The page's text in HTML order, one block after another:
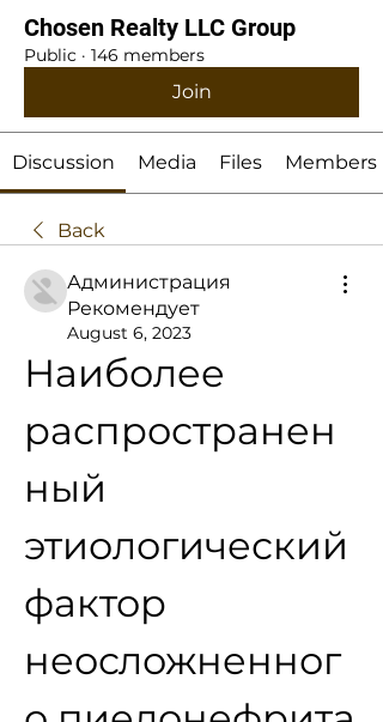
Chosen Realty LLC Group
Public · 146 members
Join
Discussion Media Files Members
Back
Администрация
Рекомендует
August 6, 2023
Наиболее
распространен
ный
этиологический
фактор
неосложненног